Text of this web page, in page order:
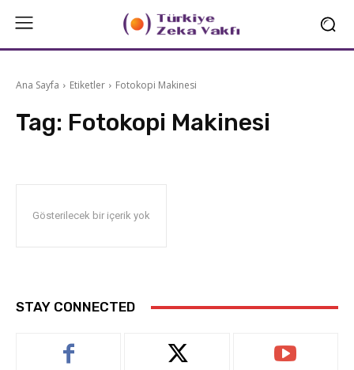
Ana Sayfa Etiketler Fotokopi Makinesi
Tag: Fotokopi Makinesi
Gösterilecek bir içerik yok
STAY CONNECTED